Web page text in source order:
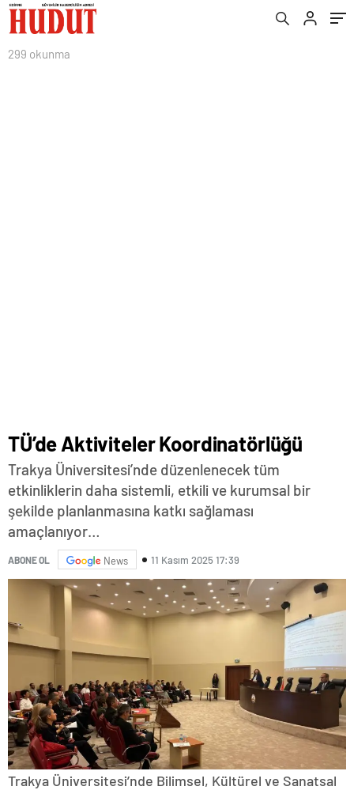
299 okunma
TÜ’de Aktiviteler Koordinatörlüğü
Trakya Üniversitesi’nde düzenlenecek tüm
etkinliklerin daha sistemli, etkili ve kurumsal bir
şekilde planlanmasına katkı sağlaması
amaçlanıyor…
ABONE OL News 11 Kasım 2025 17:39
Trakya Üniversitesi’nde Bilimsel, Kültürel ve Sanatsal